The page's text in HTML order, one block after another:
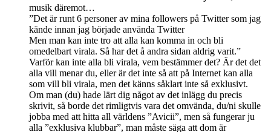
musik däremot…
”Det är runt 6 personer av mina followers på Twitter som jag
kände innan jag började använda Twitter
Men man kan inte tro att alla kan komma in och bli
omedelbart virala. Så har det å andra sidan aldrig varit.”
Varför kan inte alla bli virala, vem bestämmer det? Är det det
alla vill menar du, eller är det inte så att på Internet kan alla
som vill bli virala, men det känns såklart inte så exklusivt.
Om man (du) hade lärt dig något av det inlägg du precis
skrivit, så borde det rimligtvis vara det omvända, du/ni skulle
jobba med att hitta all världens ”Avicii”, men så fungerar ju
alla ”exklusiva klubbar”, man måste säga att dom är